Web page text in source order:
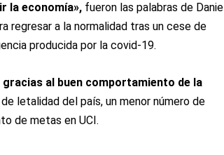
la economía», fueron las palabras de Daniel
regresar a la normalidad tras un cese de
producida por la covid-19.
al buen comportamiento de la
letalidad del país, un menor número de
de metas en UCI.